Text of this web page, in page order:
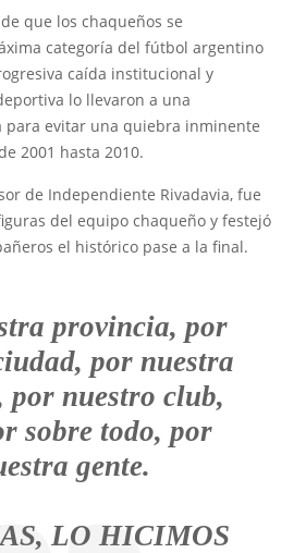
que los chaqueños se
categoría del fútbol argentino
caída institucional y
lo llevaron a una
para evitar una quiebra inminente
2001 hasta 2010.
de Independiente Rivadavia, fue
del equipo chaqueño y festejó
el histórico pase a la final.
provincia, por
por nuestra
por nuestro club,
sobre todo, por
gente.
LO HICIMOS